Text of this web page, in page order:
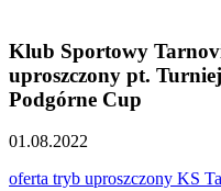
Klub Sportowy
uproszczony pt.
Podgórne Cup
01.08.2022
oferta tryb uproszczony KS